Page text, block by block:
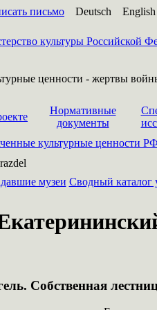
Deutsch English
культуры Российской
Нормативные
документы
культурные ценности РФ
музеи Cводный каталог
Собственная